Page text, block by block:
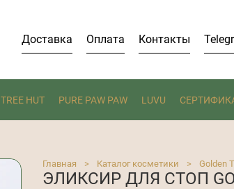
Доставка Оплата Контакты
TREE HUT PURE PAW PAW LUVU
Главная
> Каталог косметики > Golden
ЭЛИКСИР ДЛЯ СТОП